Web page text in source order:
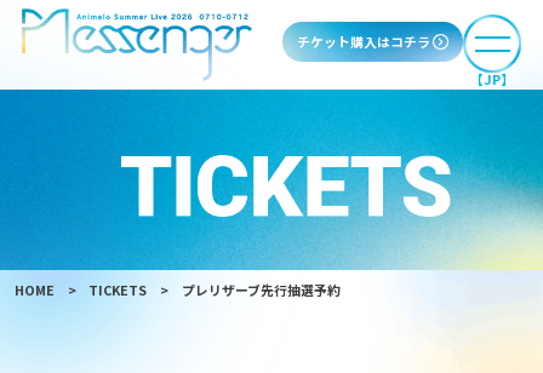
チケット購入はコチラ
【JP】
HOME TICKETS プレリザーブ先行抽選予約